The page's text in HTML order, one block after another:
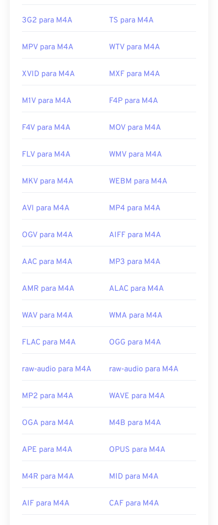
https://www.3gpp.org/
Lançamento inicial:
2001
https://en.wikipedia.org/wiki/MPEG-4_Part_14
https://www.loc.gov/preservation/digital/formats/fdd/
3G2 para M4A TS para M4A
MPV para M4A WTV para M4A
XVID para M4A MXF para M4A
M1V para M4A F4P para M4A
F4V para M4A MOV para M4A
FLV para M4A WMV para M4A
MKV para M4A WEBM para M4A
AVI para M4A MP4 para M4A
OGV para M4A AIFF para M4A
AAC para M4A MP3 para M4A
AMR para M4A ALAC para M4A
WAV para M4A WMA para M4A
FLAC para M4A OGG para M4A
raw-audio para M4A raw-audio para M4A
MP2 para M4A WAVE para M4A
OGA para M4A M4B para M4A
APE para M4A OPUS para M4A
M4R para M4A MID para M4A
AIF para M4A CAF para M4A